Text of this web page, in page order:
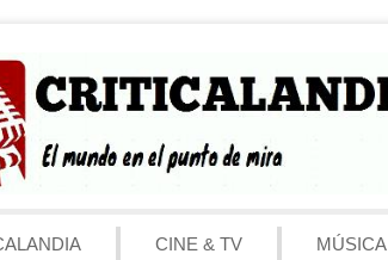
CINE & TV MÚSICA